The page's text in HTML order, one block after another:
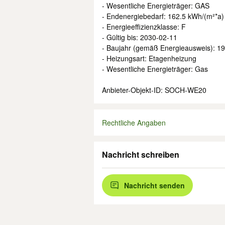
- Wesentliche Energieträger: GAS
- Endenergiebedarf: 162.5 kWh/(m²*a)
- Energieeffizienzklasse: F
- Gültig bis: 2030-02-11
- Baujahr (gemäß Energieausweis):
- Heizungsart: Etagenheizung
- Wesentliche Energieträger: Gas
Anbieter-Objekt-ID: SOCH-WE20
Rechtliche Angaben
Nachricht schreiben
Nachricht senden